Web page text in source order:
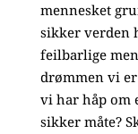
mennesket
sikker verden
feilbarlige
drømmen vi
vi har håp om
sikker måte?